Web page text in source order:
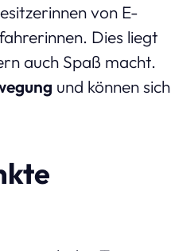
von E-
Dies liegt
auch Spaß macht.
und können sich